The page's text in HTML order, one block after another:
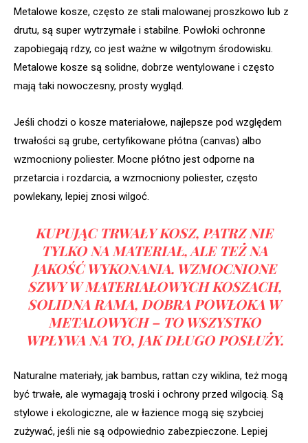
Metalowe kosze, często ze stali malowanej proszkowo lub z
drutu, są super wytrzymałe i stabilne. Powłoki ochronne
zapobiegają rdzy, co jest ważne w wilgotnym środowisku.
Metalowe kosze są solidne, dobrze wentylowane i często
mają taki nowoczesny, prosty wygląd.
Jeśli chodzi o kosze materiałowe, najlepsze pod względem
trwałości są grube, certyfikowane płótna (canvas) albo
wzmocniony poliester. Mocne płótno jest odporne na
przetarcia i rozdarcia, a wzmocniony poliester, często
powlekany, lepiej znosi wilgoć.
KUPUJĄC TRWAŁY KOSZ, PATRZ NIE
TYLKO NA MATERIAŁ, ALE TEŻ NA
JAKOŚĆ WYKONANIA. WZMOCNIONE
SZWY W MATERIAŁOWYCH KOSZACH,
SOLIDNA RAMA, DOBRA POWŁOKA W
METALOWYCH – TO WSZYSTKO
WPŁYWA NA TO, JAK DŁUGO POSŁUŻY.
Naturalne materiały, jak bambus, rattan czy wiklina, też mogą
być trwałe, ale wymagają troski i ochrony przed wilgocią. Są
stylowe i ekologiczne, ale w łazience mogą się szybciej
zużywać, jeśli nie są odpowiednio zabezpieczone. Lepiej